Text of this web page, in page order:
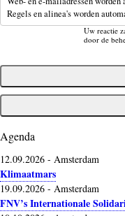
Regels en alinea's worden
Uw reactie
door de
Agenda
12.09.2026 - Amsterdam
Klimaatmars
19.09.2026 - Amsterdam
FNV’s Internationale